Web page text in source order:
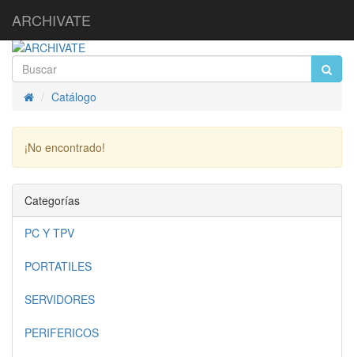
ARCHIVATE
InicioCatálogo
¡No encontrado!
Categorías
PC Y TPV
PORTATILES
SERVIDORES
PERIFERICOS